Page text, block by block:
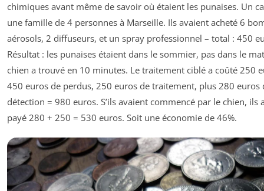
chimiques avant même de savoir où étaient les punaises. Un
une famille de 4 personnes à Marseille. Ils avaient acheté 6
aérosols, 2 diffuseurs, et un spray professionnel – total : 450
Résultat : les punaises étaient dans le sommier, pas dans le
chien a trouvé en 10 minutes. Le traitement ciblé a coûté 250
450 euros de perdus, 250 euros de traitement, plus 280 euros
détection = 980 euros. S’ils avaient commencé par le chien, ils
payé 280 + 250 = 530 euros. Soit une économie de 46%.